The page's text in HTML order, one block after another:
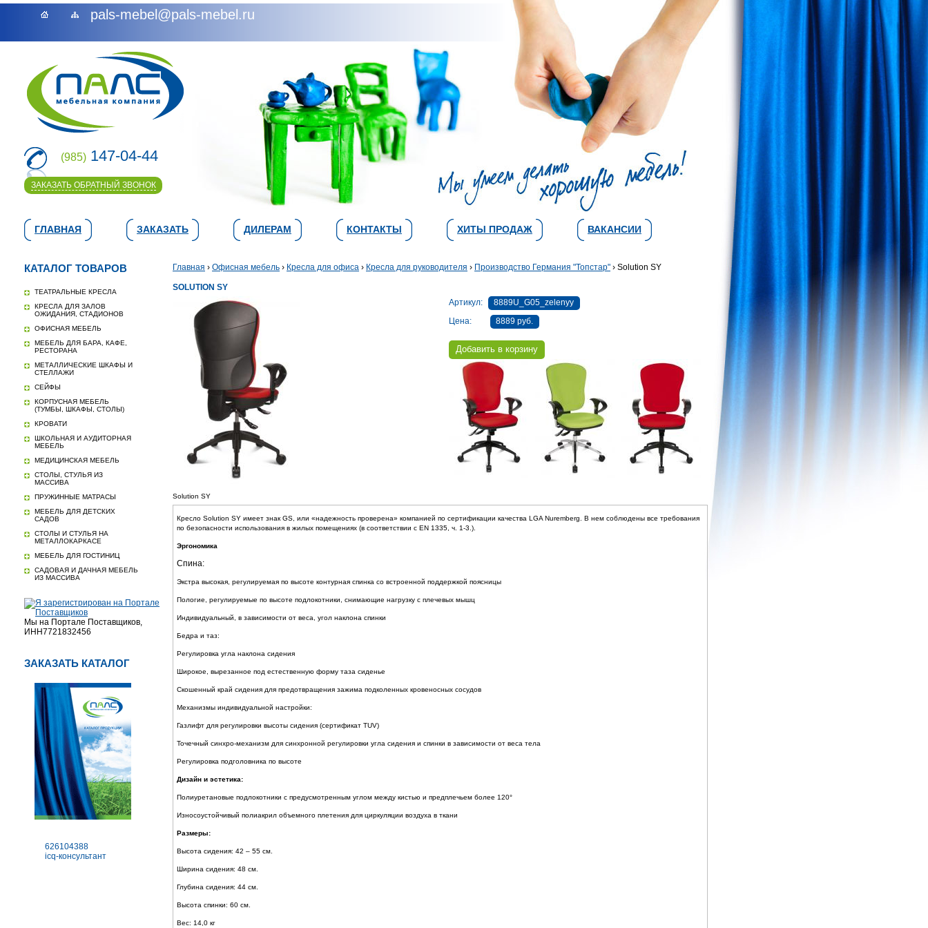
pals-mebel@pals-mebel.ru
(985) 147-04-44
ЗАКАЗАТЬ ОБРАТНЫЙ ЗВОНОК
ГЛАВНАЯ ЗАКАЗАТЬ ДИЛЕРАМ КОНТАКТЫ ХИТЫ ПРОДАЖ ВАКАНСИИ
КАТАЛОГ ТОВАРОВ
ТЕАТРАЛЬНЫЕ КРЕСЛА
КРЕСЛА ДЛЯ ЗАЛОВ
ОЖИДАНИЯ, СТАДИОНОВ
ОФИСНАЯ МЕБЕЛЬ
МЕБЕЛЬ ДЛЯ БАРА, КАФЕ,
РЕСТОРАНА
МЕТАЛЛИЧЕСКИЕ ШКАФЫ И
СТЕЛЛАЖИ
СЕЙФЫ
КОРПУСНАЯ МЕБЕЛЬ
(ТУМБЫ, ШКАФЫ, СТОЛЫ)
КРОВАТИ
ШКОЛЬНАЯ И АУДИТОРНАЯ
МЕБЕЛЬ
МЕДИЦИНСКАЯ МЕБЕЛЬ
СТОЛЫ, СТУЛЬЯ ИЗ
МАССИВА
ПРУЖИННЫЕ МАТРАСЫ
МЕБЕЛЬ ДЛЯ ДЕТСКИХ
САДОВ
СТОЛЫ И СТУЛЬЯ НА
МЕТАЛЛОКАРКАСЕ
МЕБЕЛЬ ДЛЯ ГОСТИНИЦ
САДОВАЯ И ДАЧНАЯ МЕБЕЛЬ
ИЗ МАССИВА
Мы на Портале Поставщиков,
ИНН7721832456
ЗАКАЗАТЬ КАТАЛОГ
626104388
icq-консультант
Главная › Офисная мебель › Кресла для офиса › Кресла для руководителя › Производство Германия "Топстар" › Solution SY
SOLUTION SY
Артикул:
8889U_G05_zelenyy
Цена:
8889 руб.
Solution SY
Кресло Solution SY имеет знак GS, или «надежность проверена» компанией по сертификации качества LGA Nuremberg. В нем соблюдены все требования
по безопасности использования в жилых помещениях (в соответствии с EN 1335, ч. 1-3.).
Эргономика
Спина:
Экстра высокая, регулируемая по высоте контурная спинка со встроенной поддержкой поясницы
Пологие, регулируемые по высоте подлокотники, снимающие нагрузку с плечевых мышц
Индивидуальный, в зависимости от веса, угол наклона спинки
Бедра и таз:
Регулировка угла наклона сидения
Широкое, вырезанное под естественную форму таза сиденье
Скошенный край сидения для предотвращения зажима подколенных кровеносных сосудов
Механизмы индивидуальной настройки:
Газлифт для регулировки высоты сидения (сертификат TUV)
Точечный синхро-механизм для синхронной регулировки угла сидения и спинки в зависимости от веса тела
Регулировка подголовника по высоте
Дизайн и эстетика:
Полиуретановые подлокотники с предусмотренным углом между кистью и предплечьем более 120°
Износоустойчивый полиакрил объемного плетения для циркуляции воздуха в ткани
Размеры:
Высота сидения: 42 – 55 см.
Ширина сидения: 48 см.
Глубина сидения: 44 см.
Высота спинки: 60 см.
Вес: 14,0 кг